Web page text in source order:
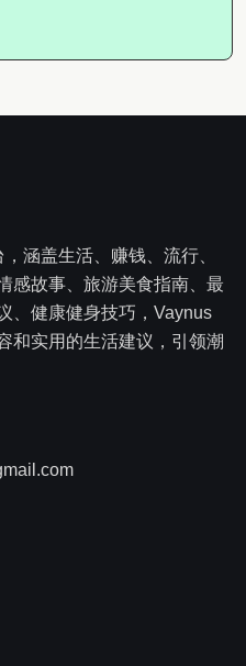
涵盖生活、赚钱、流行、
感故事、旅游美食指南、最
、健康健身技巧，Vaynus
和实用的生活建议，引领潮